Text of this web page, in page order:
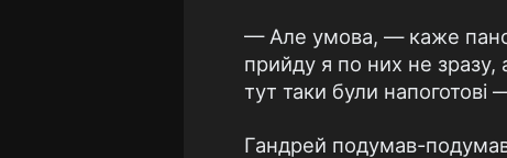
— Але умова, — каже
прийду я по них не
тут таки були напоготові
Гандрей подумав-